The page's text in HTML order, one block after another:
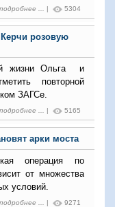
подробнее ... | 5304
Керчи розовую
жизни Ольга и
повторной
ЗАГСе.
подробнее ... | 5165
арки моста
операция по
от множества
условий.
подробнее ... | 9271